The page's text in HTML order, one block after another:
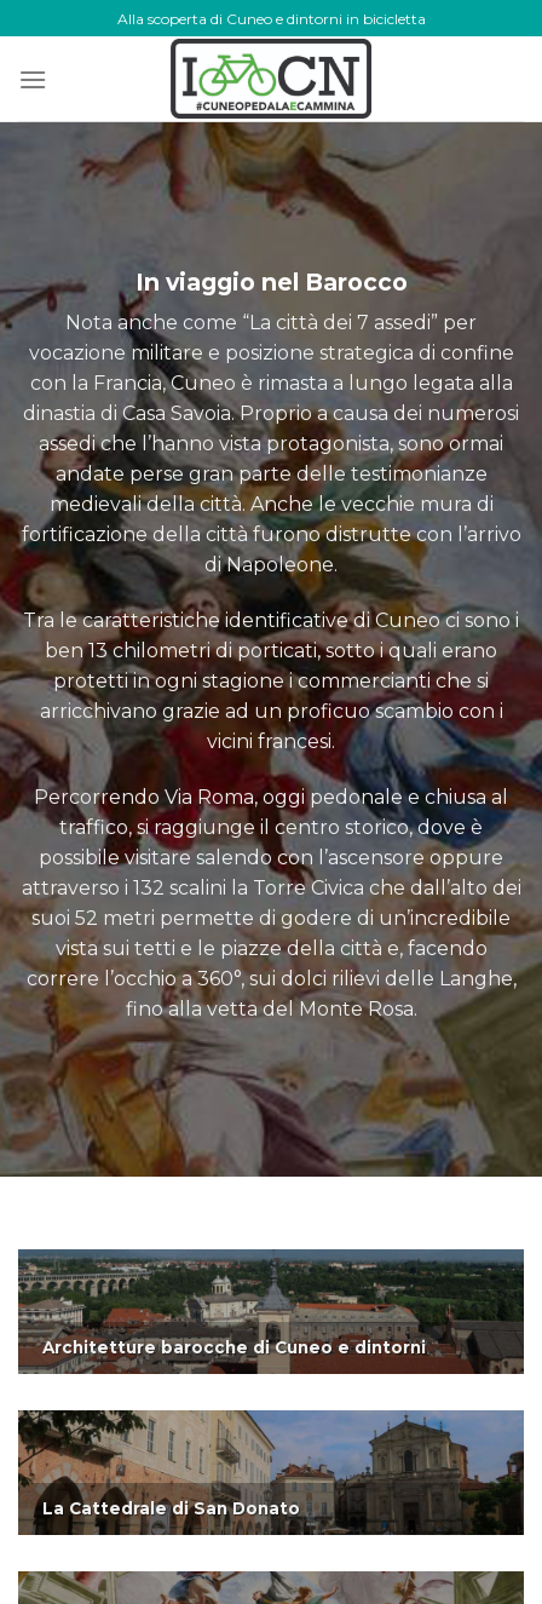
to
content
Alla scoperta di Cuneo e dintorni in bicicletta
In viaggio nel Barocco
Nota anche come “La città dei 7 assedi” per
vocazione militare e posizione strategica di confine
con la Francia, Cuneo è rimasta a lungo legata alla
dinastia di Casa Savoia. Proprio a causa dei numerosi
assedi che l’hanno vista protagonista, sono ormai
andate perse gran parte delle testimonianze
medievali della città. Anche le vecchie mura di
fortificazione della città furono distrutte con l’arrivo
di Napoleone.
Tra le caratteristiche identificative di Cuneo ci sono i
ben 13 chilometri di porticati, sotto i quali erano
protetti in ogni stagione i commercianti che si
arricchivano grazie ad un proficuo scambio con i
vicini francesi.
Percorrendo Via Roma, oggi pedonale e chiusa al
traffico, si raggiunge il centro storico, dove è
possibile visitare salendo con l’ascensore oppure
attraverso i 132 scalini la Torre Civica che dall’alto dei
suoi 52 metri permette di godere di un’incredibile
vista sui tetti e le piazze della città e, facendo
correre l’occhio a 360°, sui dolci rilievi delle Langhe,
fino alla vetta del Monte Rosa.
Architetture barocche di Cuneo e dintorni
La Cattedrale di San Donato